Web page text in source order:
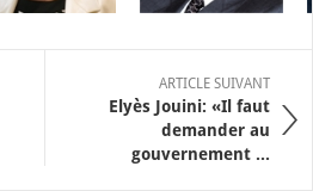
ARTICLE SUIVANT
Elyès Jouini: «Il faut
demander au
gouvernement ...